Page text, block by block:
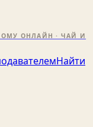
ОНЛАЙН · ЧАЙ И
Найти